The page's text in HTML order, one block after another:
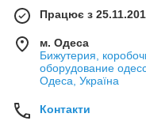
Працює з
м. Одеса
Бижутерия,
оборудование
Одеса, Україна
Контакти